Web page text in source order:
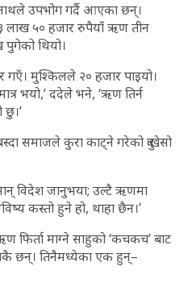
नाथले उपभोग गर्दै आएका छन्।
३ लाख ५० हजार रुपैयाँ ऋण तीन
पुगेको थियो।
गएँ। मुश्किलले २० हजार पाइयो।
भयो,’ ददेले भने, ‘ऋण तिर्न
समाजले कुरा काट्ने गरेको दुःखेसो
विदेश जानुभया; उल्टै ऋणमा
कस्तो हुने हो, थाहा छैन।’
फिर्ता माग्ने साहुको ‘कचकच’ बाट
छन्। तिनैमध्येका एक हुन्–